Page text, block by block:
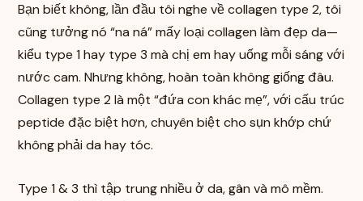
Bạn biết không, lần đầu tôi nghe về collagen type 2, tôi
cũng tưởng nó “na ná” mấy loại collagen làm đẹp da—
kiểu type 1 hay type 3 mà chị em hay uống mỗi sáng với
nước cam. Nhưng không, hoàn toàn không giống đâu.
Collagen type 2 là một “đứa con khác mẹ”, với cấu trúc
peptide đặc biệt hơn, chuyên biệt cho sụn khớp chứ
không phải da hay tóc.
Type 1 & 3 thì tập trung nhiều ở da, gân và mô mềm.